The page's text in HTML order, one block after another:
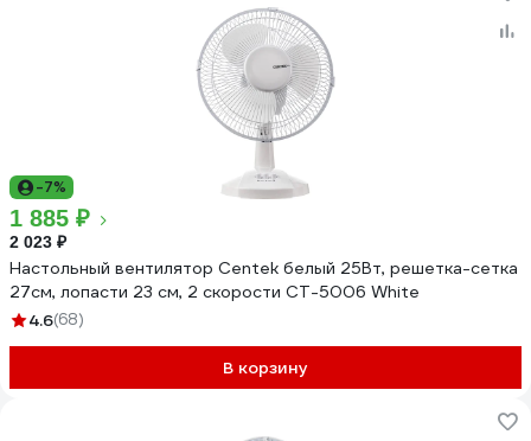
-7%
1 885 ₽
2 023 ₽
Настольный вентилятор Centek белый 25Вт, решетка-сетка
27см, лопасти 23 см, 2 скорости CT-5006 White
4.6(68)
В корзину